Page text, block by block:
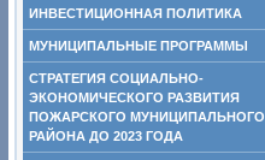
ИНВЕСТИЦИОННАЯ ПОЛИТИКА
МУНИЦИПАЛЬНЫЕ ПРОГРАММЫ
СТРАТЕГИЯ СОЦИАЛЬНО-
ЭКОНОМИЧЕСКОГО РАЗВИТИЯ
ПОЖАРСКОГО МУНИЦИПАЛЬНОГО
РАЙОНА ДО 2023 ГОДА